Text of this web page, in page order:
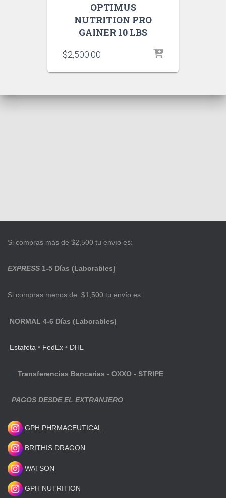
OPTIMUS
NUTRITION PRO
GAINER 10 LBS
$2,500.00
Si compras más de $2,500 tu envío es:
EXPRESS 1-5 Días (Laborables)
Si compras menos de $1,500 tu envío es:
NORMAL 4-6 Días (Laborables)
Estafeta • FedEx • DHL
Transferencias Bancarias - OXXO - STRIPE
PAGOS DESDE EL EXTRANJERO
GPH PHRMACEUTICAL
BRITHIS DRAGON
WATSON
GPH NUTRITION